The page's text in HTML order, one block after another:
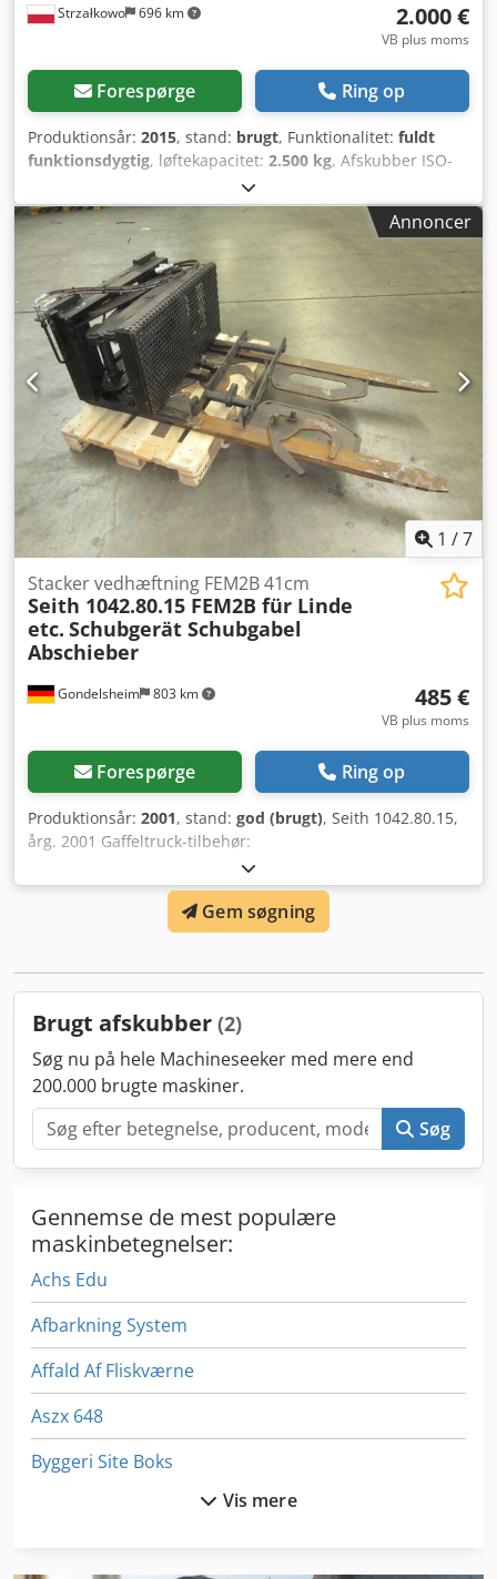
Strzałkowo 696 km 2.000 €
VB plus moms
Forespørge Ring op
Produktionsår: 2015, stand: brugt, Funktionalitet: fuldt
funktionsdygtig, løftekapacitet: 2.500 kg, Afskubber ISO-
klasse: ISO-klasse 3 = 2.500 - 4.999 kg Dksdpow Erc Isfx
Aclsr Stand: Klar til brug og fuldt funktionsdygtig Teknisk
stand: god Beskrivelse: Årgang 2015 ISO 3A (51 cm)
Kapacitet 2.500 kg Sideskift Bredde 1.000 mm Gafler 1.200
mm ID OS1624
Annoncer
1 /7
Gondelsheim 803 km
Stacker vedhæftning FEM2B 41cm
Seith 1042.80.15 FEM2B für Linde
etc. Schubgerät Schubgabel
Abschieber
485 €
VB plus moms
Forespørge Ring op
Produktionsår: 2001, stand: god (brugt), Seith 1042.80.15,
årg. 2001 Gaffeltruck-tilbehør:
skubbeaggregat/skubbegaffel/afskubber Optagelse:
FEM2B, ca. 41 cm, til trucke op til 2,5 t Djdpfsfgvv Tox Acljkr
Se venligst typeskiltet for detaljer Brugt stand, lidt anvendt
Gem søgning
Brugt afskubber (2)
Søg nu på hele Machineseeker med mere end
200.000 brugte maskiner.
Søg
Gennemse de mest populære
maskinbetegnelser:
Achs Edu
Afbarkning System
Affald Af Fliskværne
Aszx 648
Byggeri Site Boks
Vis mere